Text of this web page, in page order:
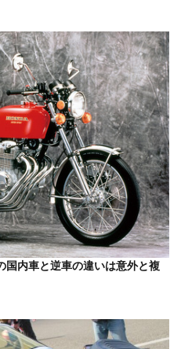
国内車と逆車の違いは意外と複